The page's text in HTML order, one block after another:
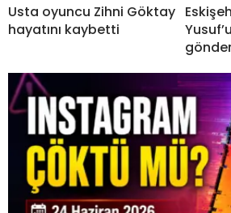
Usta oyuncu Zihni Göktay
hayatını kaybetti